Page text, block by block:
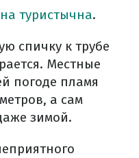
туристычна.
спичку к трубе
Местные
погоде пламя
а сам
зимой.